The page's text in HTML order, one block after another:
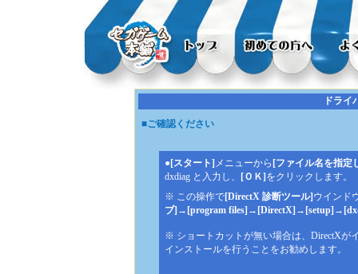
ドライ
■ご確認ください
●[スタート] メニューから [ファイル名を指定
dxdiag と入力し、
[ＯＫ] をクリックします。
※ この操作で[DirectX 診断ツール] ウインド
ブ] → [program files] → [DirectX] → [setup] →
※ ショートカットが無い場合は、DirectXが
インストールを行うことをお勧めします。